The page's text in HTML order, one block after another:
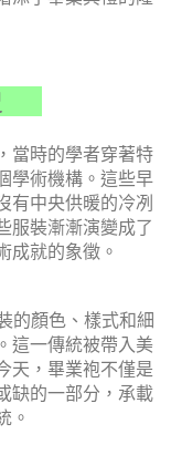
當時的學者穿著特
學術機構。這些早
有中央供暖的冷冽
服裝漸漸演變成了
成就的象徵。
的顏色、樣式和細
這一傳統被帶入美
天，畢業袍不僅是
缺的一部分，承載
。